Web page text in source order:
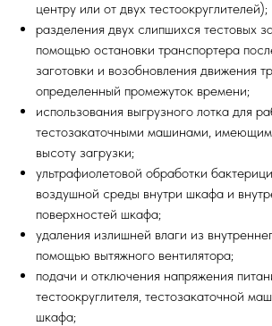
центру или от двух тестоокруглителей);
разделения двух слипшихся тестовых
помощью остановки транспортера
заготовки и возобновления движения
определенный промежуток времени;
использования выгрузного лотка для
тестозакаточными машинами,
высоту загрузки;
ультрафиолетовой обработки
воздушной среды внутри шкафа и
поверхностей шкафа;
удаления излишней влаги из
помощью вытяжного вентилятора;
подачи и отключения напряжения
тестоокруглителя, тестозакаточной
шкафа;